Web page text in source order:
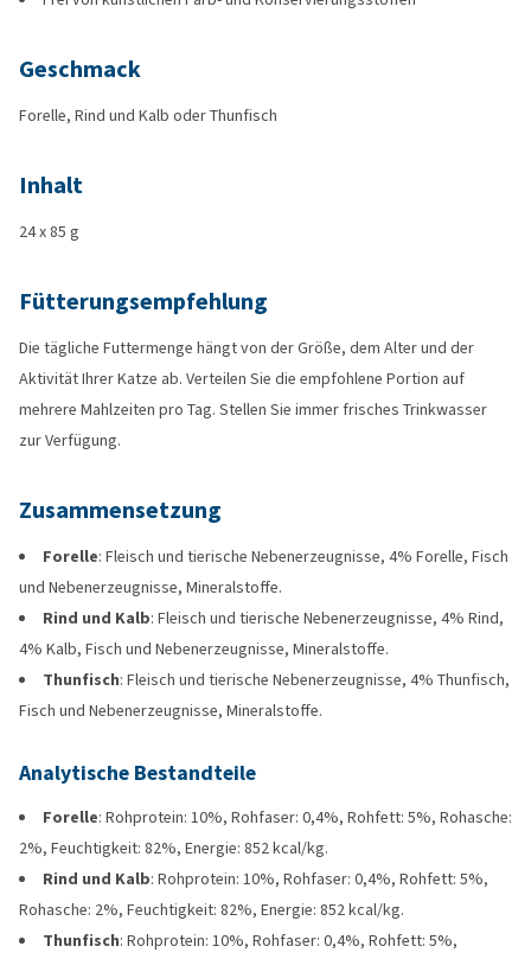
Geschmack
Forelle, Rind und Kalb oder Thunfisch
Inhalt
24 x 85 g
Fütterungsempfehlung
Die tägliche Futtermenge hängt von der Größe, dem Alter und der
Aktivität Ihrer Katze ab. Verteilen Sie die empfohlene Portion auf
mehrere Mahlzeiten pro Tag. Stellen Sie immer frisches Trinkwasser
zur Verfügung.
Zusammensetzung
Forelle: Fleisch und tierische Nebenerzeugnisse, 4% Forelle, Fisch
und Nebenerzeugnisse, Mineralstoffe.
Rind und Kalb: Fleisch und tierische Nebenerzeugnisse, 4% Rind,
4% Kalb, Fisch und Nebenerzeugnisse, Mineralstoffe.
Thunfisch: Fleisch und tierische Nebenerzeugnisse, 4% Thunfisch,
Fisch und Nebenerzeugnisse, Mineralstoffe.
Analytische Bestandteile
Forelle: Rohprotein: 10%, Rohfaser: 0,4%, Rohfett: 5%, Rohasche:
2%, Feuchtigkeit: 82%, Energie: 852 kcal/kg.
Rind und Kalb: Rohprotein: 10%, Rohfaser: 0,4%, Rohfett: 5%,
Rohasche: 2%, Feuchtigkeit: 82%, Energie: 852 kcal/kg.
Thunfisch: Rohprotein: 10%, Rohfaser: 0,4%, Rohfett: 5%,